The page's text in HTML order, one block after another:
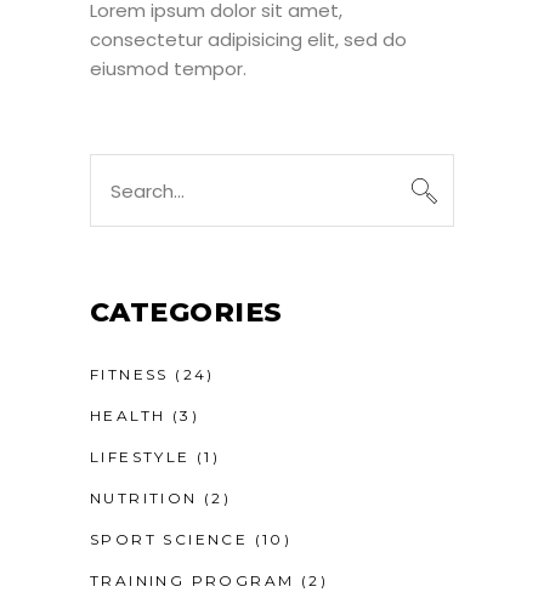
Lorem ipsum dolor sit amet,
consectetur adipisicing elit, sed do
eiusmod tempor.
CATEGORIES
FITNESS (24)
HEALTH (3)
LIFESTYLE (1)
NUTRITION (2)
SPORT SCIENCE (10)
TRAINING PROGRAM (2)